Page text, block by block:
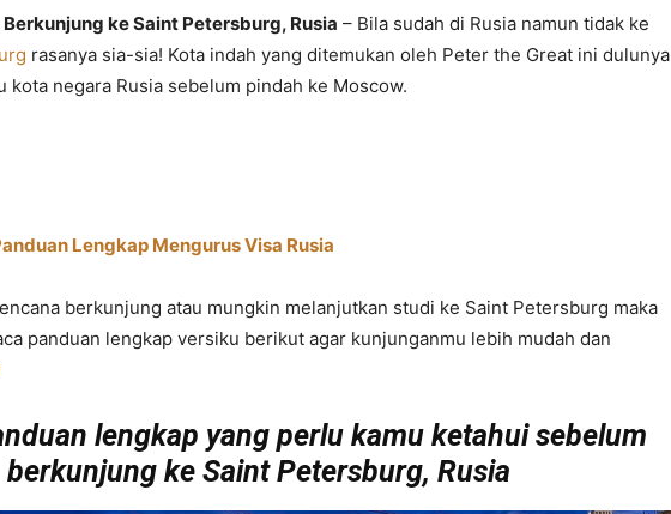
ke Saint Petersburg, Rusia – Bila sudah di Rusia namun tidak ke
rasanya sia-sia! Kota indah yang ditemukan oleh Peter the Great ini dulunya
kota negara Rusia sebelum pindah ke Moscow.
Lengkap Mengurus Visa Rusia
berkunjung atau mungkin melanjutkan studi ke Saint Petersburg maka
panduan lengkap versiku berikut agar kunjunganmu lebih mudah dan
lengkap yang perlu kamu ketahui sebelum
berkunjung ke Saint Petersburg, Rusia